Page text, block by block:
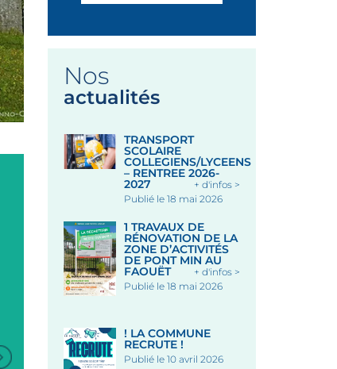
Nos
actualités
TRANSPORT
SCOLAIRE
COLLEGIENS/LYCEENS
– RENTREE 2026-
2027
Publié le 18 mai 2026
+ d'infos >
1 TRAVAUX DE
RÉNOVATION DE LA
ZONE D’ACTIVITÉS
DE PONT MIN AU
FAOUËT
Publié le 18 mai 2026
+ d'infos >
! LA COMMUNE
RECRUTE !
Publié le 10 avril 2026